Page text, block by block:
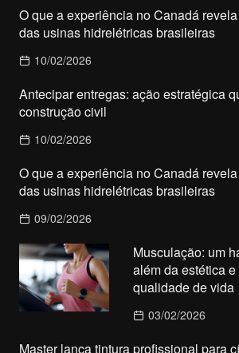
O que a experiência no Canadá
das usinas hidrelétricas brasileiras
10/02/2026
Antecipar entregas: ação estratégica
construção civil
10/02/2026
O que a experiência no Canadá
das usinas hidrelétricas brasileiras
09/02/2026
Musculação: um
além da estética
qualidade de vida
03/02/2026
Master lança tintura profissional para